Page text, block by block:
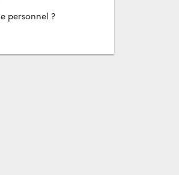
personnel ?